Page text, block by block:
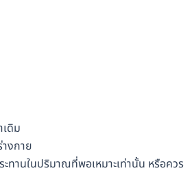
ดิม
งกาย
ะทานในปริมาณที่พอเหมาะเท่านั้น หรือควร